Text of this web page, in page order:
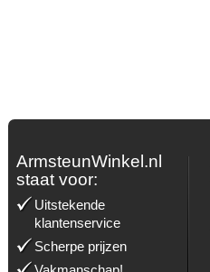
ArmsteunWinkel.nl
staat voor:
Uitstekende
klantenservice
Scherpe prijzen